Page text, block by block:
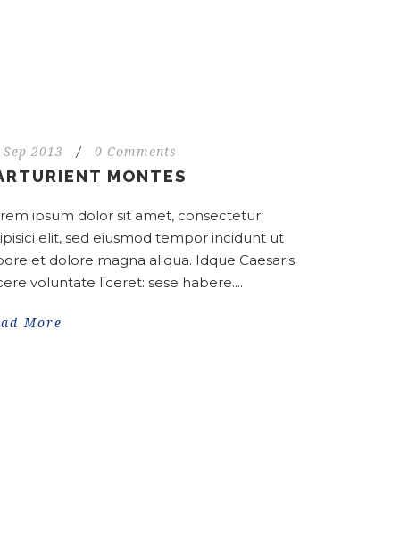
2013 / 0 Comments
MONTES
ipsum dolor sit amet, consectetur
elit, sed eiusmod tempor incidunt ut
et dolore magna aliqua. Idque Caesaris
voluntate liceret: sese habere....
More